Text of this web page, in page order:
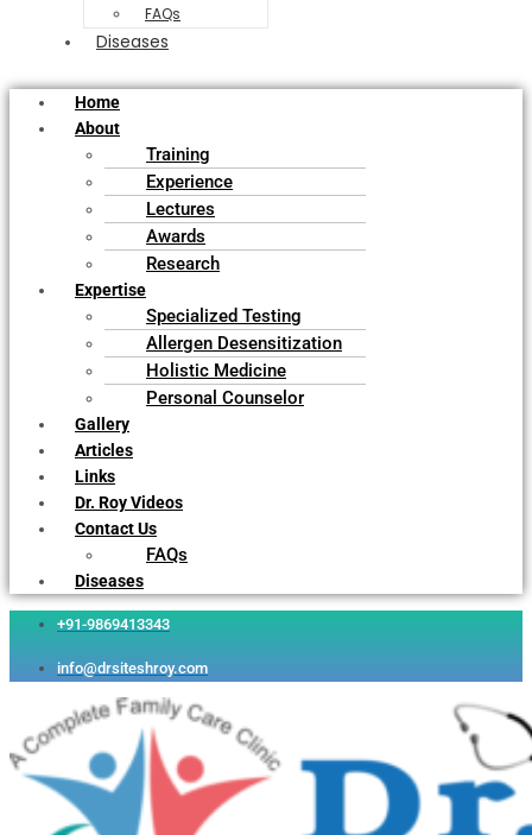
FAQs
Diseases
Home
About
Training
Experience
Lectures
Awards
Research
Expertise
Specialized Testing
Allergen Desensitization
Holistic Medicine
Personal Counselor
Gallery
Articles
Links
Dr. Roy Videos
Contact Us
FAQs
Diseases
+91-9869413343
info@drsiteshroy.com